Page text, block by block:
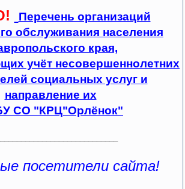
Перечень организаций
обслуживания населения
края,
учёт несовершеннолетних
социальных услуг и
направление их
СО "КРЦ"Орлёнок"
посетители сайта!